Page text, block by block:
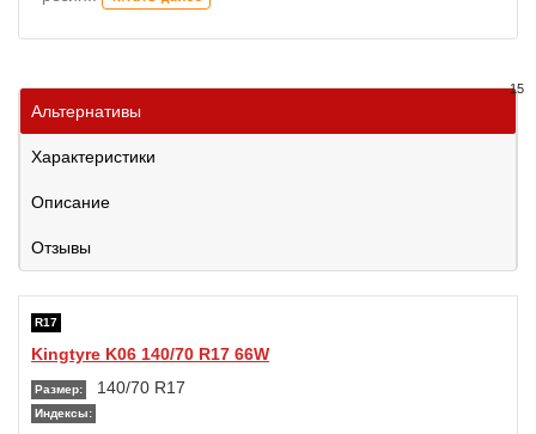
Альтернативы
15
Характеристики
Описание
Отзывы
R17
Kingtyre K06 140/70 R17 66W
Размер: 140/70 R17
Индексы: